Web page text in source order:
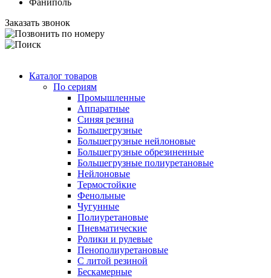
Фаниполь
Заказать звонок
Каталог товаров
По сериям
Промышленные
Аппаратные
Синяя резина
Большегрузные
Большегрузные нейлоновые
Большегрузные обрезиненные
Большегрузные полиуретановые
Нейлоновые
Термостойкие
Фенольные
Чугунные
Полиуретановые
Пневматические
Ролики и рулевые
Пенополиуретановые
С литой резиной
Бескамерные